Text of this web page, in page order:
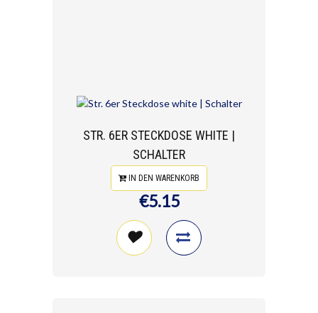
STR. 6ER STECKDOSE WHITE |
SCHALTER
IN DEN WARENKORB
€5.15